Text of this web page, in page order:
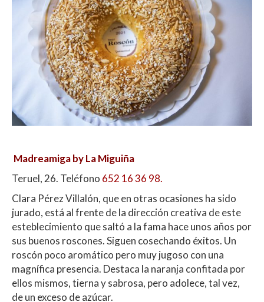
Madreamiga by La Miguiña
Teruel, 26. Teléfono 652 16 36 98.
Clara Pérez Villalón, que en otras ocasiones ha sido
jurado, está al frente de la dirección creativa de este
esteblecimiento que saltó a la fama hace unos años por
sus buenos roscones. Siguen cosechando éxitos. Un
roscón poco aromático pero muy jugoso con una
magnífica presencia. Destaca la naranja confitada por
ellos mismos, tierna y sabrosa, pero adolece, tal vez,
de un exceso de azúcar.